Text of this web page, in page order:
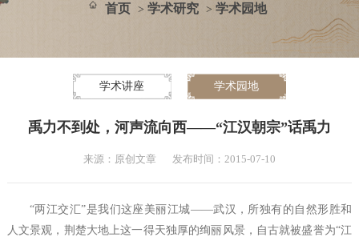
首页 > 学术研究 > 学术园地
学术讲座 学术园地
禹力不到处，河声流向西——“江汉朝宗”话禹力
来源：原创文章 发布时间：2015-07-10
“两江交汇”是我们这座美丽江城——武汉，所独有的自然形胜和
人文景观，荆楚大地上这一得天独厚的绚丽风景，自古就被盛誉为“江